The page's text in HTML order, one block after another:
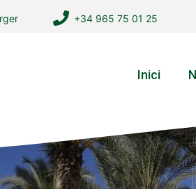
+34 965 75 01 25
Inici